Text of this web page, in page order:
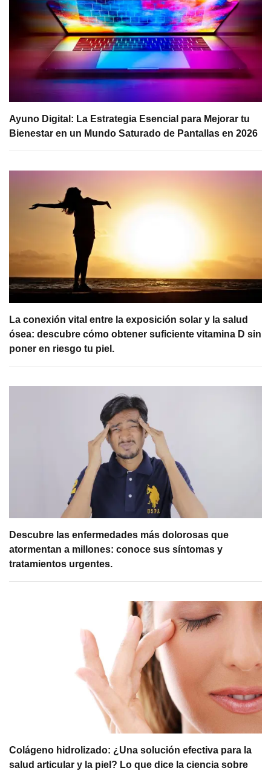
Ayuno Digital: La Estrategia Esencial para Mejorar tu
Bienestar en un Mundo Saturado de Pantallas en 2026
La conexión vital entre la exposición solar y la salud
ósea: descubre cómo obtener suficiente vitamina D sin
poner en riesgo tu piel.
Descubre las enfermedades más dolorosas que
atormentan a millones: conoce sus síntomas y
tratamientos urgentes.
Colágeno hidrolizado: ¿Una solución efectiva para la
salud articular y la piel? Lo que dice la ciencia sobre